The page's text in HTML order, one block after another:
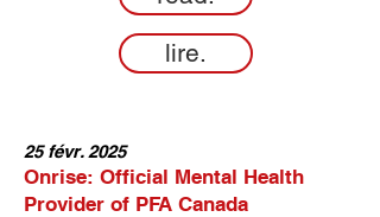
lire.
25 févr. 2025
Onrise: Official Mental Health
Provider of PFA Canada